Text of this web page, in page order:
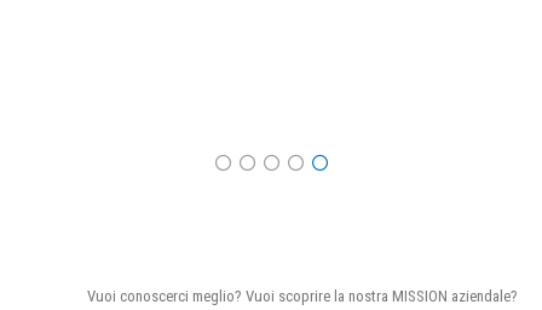
Vuoi conoscerci meglio? Vuoi scoprire la nostra MISSION aziendale?